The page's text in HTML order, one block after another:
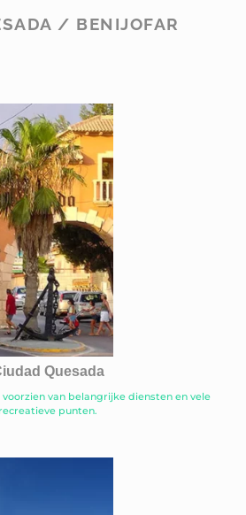
/ BENIJOFAR
Quesada
van belangrijke diensten en vele
recreatieve punten.